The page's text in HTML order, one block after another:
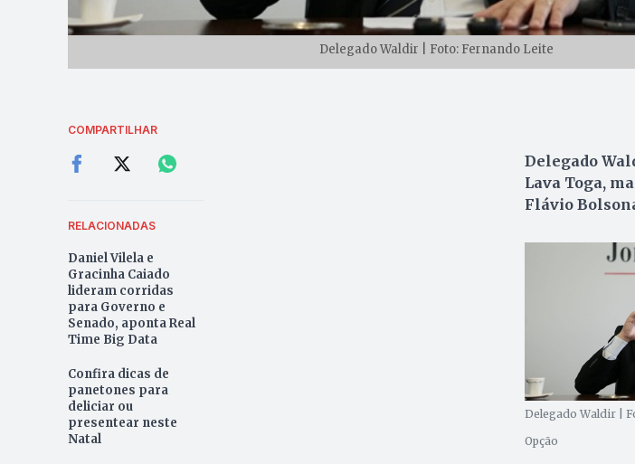
Delegado Waldir | Foto: Fernando Leite
COMPARTILHAR
RELACIONADAS
Daniel Vilela e
Gracinha Caiado
lideram corridas
para Governo e
Senado, aponta Real
Time Big Data
Confira dicas de
panetones para
deliciar ou
presentear neste
Natal
Delegado
Lava Toga,
Flávio
Delegado Waldir |
Opção